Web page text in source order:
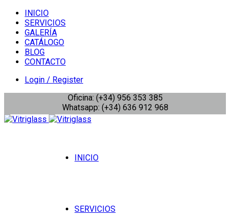
INICIO
SERVICIOS
GALERÍA
CATÁLOGO
BLOG
CONTACTO
Login / Register
Oficina: (+34) 956 353 385
Whatsapp: (+34) 636 912 968
INICIO
SERVICIOS